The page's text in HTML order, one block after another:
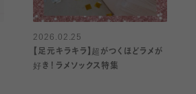
2026.02.25
【足元キラキラ】超がつくほどラメが
好き！ラメソックス特集